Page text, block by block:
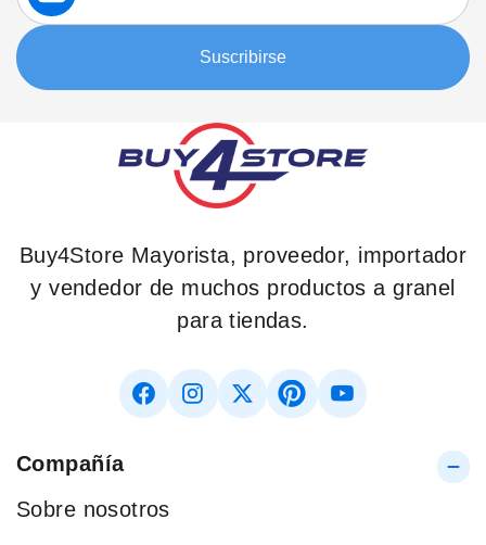
nuestro
boletín:
Suscribirse
Buy4Store Mayorista, proveedor, importador
y vendedor de muchos productos a granel
para tiendas.
Compañía
Sobre nosotros